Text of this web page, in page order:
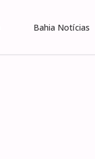
Bahia Notícias